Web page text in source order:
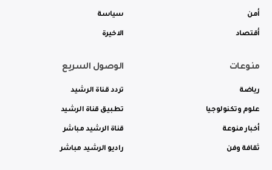
أمن
أقتصاد
سياسة
الاخيرة
منوعات
رياضة
علوم وتكنولوجيا
أخبار منوعة
ثقافة وفن
الوصول السريع
تردد قناة الرشيد
تطبيق قناة الرشيد
قناة الرشيد مباشر
راديو الرشيد مباشر